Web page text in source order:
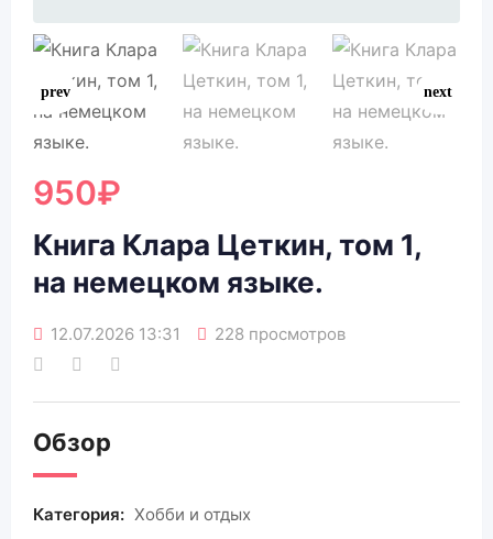
950₽
Книга Клара Цеткин, том 1,
на немецком языке.
12.07.2026 13:31 228 просмотров
Обзор
Категория: Хобби и отдых